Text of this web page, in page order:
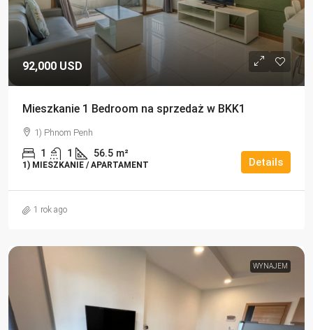
92,000 USD
Mieszkanie 1 Bedroom na sprzedaż w BKK1
1) Phnom Penh
1 1 56.5 m²
1) MIESZKANIE / APARTAMENT Details
1 rok ago
WYNAJEM